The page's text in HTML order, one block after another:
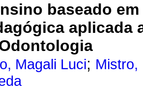
baseado
aplicada
Magali Luci; Mistro,